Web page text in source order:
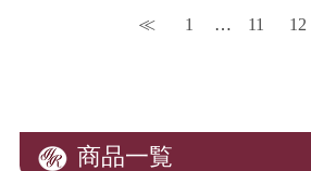
≪ 1 … 11 12
商品一覧